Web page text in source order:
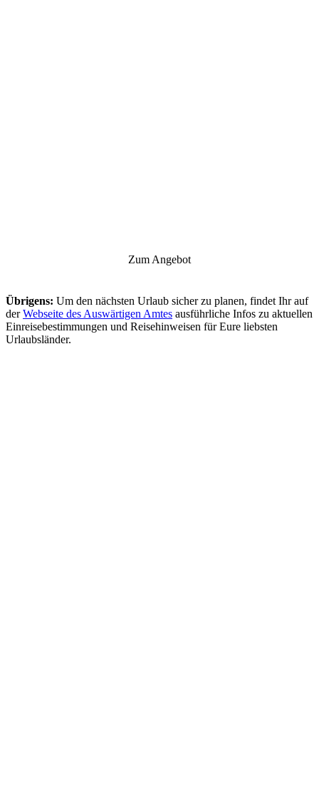
Zum Angebot
Übrigens: Um den nächsten Urlaub sicher zu planen, findet Ihr auf
derWebseite des Auswärtigen Amtes ausführliche Infos zu aktuellen
Einreisebestimmungen und Reisehinweisen für Eure liebsten
Urlaubsländer.